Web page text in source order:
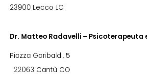
23900 Lecco LC
Dr. Matteo Radavelli – Psicoterapeuta
Piazza Garibaldi, 5
22063 Cantù CO